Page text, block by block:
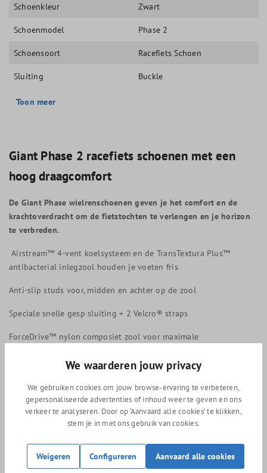
Schoenkleur Zwart
Schoenmodel Phase 2
Schoensoort Racefiets Schoen
Sluiting Buckle
Toon meer
Giant Phase 2 racefiets schoenen met een
hoog draagcomfort
De Giant Phase wielrenschoenen geven je het comfort en de
krachtoverdracht om de fietstochten te verlengen en je horizon
te verbreden.
Airstream™ 4-vent koelsysteem en de TransTextura Plus™
antibacterial inlegzool houden je voeten fris
Anti-slip studs voor, midden en achter op de zool
Speciale snelle gesp sluiting + 2 Velcro® straps
ForceDrive™ nylon composiet zool voor maximale
Let op: Giant fietsschoenen vallen groter uit dan dat je van de
meeste andere fietsschoenen gewend bent
Vergelijkbare producten
We waarderen jouw privacy
We gebruiken cookies om jouw browse-ervaring te verbeteren,
gepersonaliseerde advertenties of inhoud weer te geven en ons
verkeer te analyseren. Door op ‘Aanvaard alle cookies’ te klikken,
stem je in met ons gebruik van cookies.
Weigeren Configureren Aanvaard alle cookies